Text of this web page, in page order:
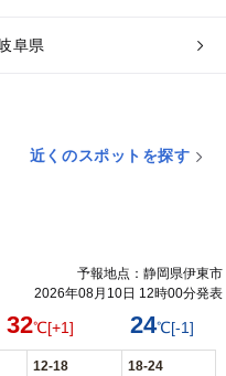
阜県
近くのスポットを探す
予報地点：静岡県伊東市
2026年08月10日 12時00分発表
32℃[+1] 24℃[-1]
12-18 18-24